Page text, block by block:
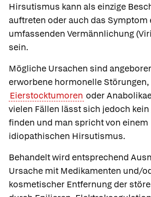
Hirsutismus kann als einzige
auftreten oder auch das Symptom
umfassenden Vermännlichung
sein.
Mögliche Ursachen sind
erworbene hormonelle Störungen,
Eierstocktumoren oder
vielen Fällen lässt sich jedoch
finden und man spricht von einem
idiopathischen Hirsutismus.
Behandelt wird entsprechend
Ursache mit Medikamenten und/
kosmetischer Entfernung der